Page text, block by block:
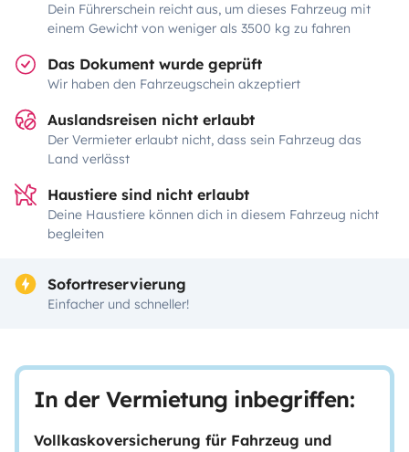
Dein Führerschein reicht aus, um dieses Fahrzeug mit
einem Gewicht von weniger als 3500 kg zu fahren
Das Dokument wurde geprüft
Wir haben den Fahrzeugschein akzeptiert
Auslandsreisen nicht erlaubt
Der Vermieter erlaubt nicht, dass sein Fahrzeug das
Land verlässt
Haustiere sind nicht erlaubt
Deine Haustiere können dich in diesem Fahrzeug nicht
begleiten
Sofortreservierung
Einfacher und schneller!
In der Vermietung inbegriffen:
Vollkaskoversicherung für Fahrzeug und